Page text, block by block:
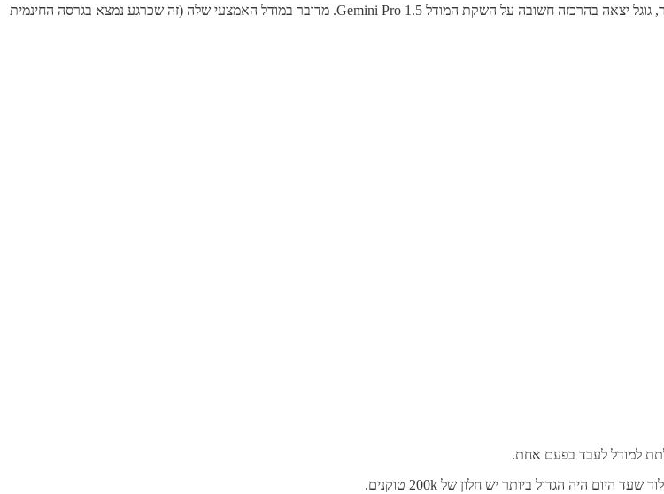
לא בטוח ששמתם לב, אבל זמן קצר לפני ההכרזה על Sora ששרפה את האינטרנט ביום חמישי שעבר, גוגל יצאה בהרכזה חשובה על השקת המודל Gemini Pro 1.5. מדובר במודל האמצעי שלה (זה שכרגע נמצא בגרסה החינמית
למודל לעבד בפעם אחת.